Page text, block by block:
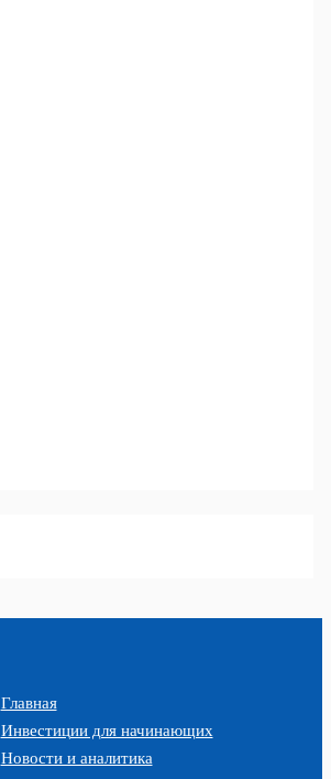
Главная
Инвестиции для начинающих
Новости и аналитика